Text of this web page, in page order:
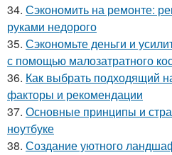
34. Сэкономить на ремонте:
руками недорого
35. Сэкономьте деньги и
с помощью малозатратного
36. Как выбрать подходящий
факторы и рекомендации
37. Основные принципы и
ноутбуке
38. Создание уютного